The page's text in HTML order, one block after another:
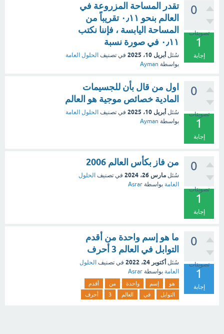
0
تصويتات
1
إجابة
تقدر المساحة المزروعة في
العالم بنحو ٠٫١١ تقريباً من
المساحة اليابسة ، فإننا نكتب
٠٫١١ في صورة نسبة
سُئل أبريل 10، 2025 في تصنيف الحلول العامة
بواسطة Ayman
0
تصويتات
1
إجابة
اول من قال بأن للجسيمات
المادية خصائص موجية هو العالم
سُئل أبريل 10، 2025 في تصنيف الحلول العامة
بواسطة Ayman
0
تصويتات
1
إجابة
من فاز بكأس العالم 2006
سُئل مارس 26، 2024 في تصنيف الحلول
العامة بواسطة Asrar
0
تصويتات
1
إجابة
ما هو إسم واحدة من أقدم
التوابل في العالم 3 أحرف
سُئل أكتوبر 24، 2022 في تصنيف الحلول
العامة بواسطة Asrar
هو إسم واحدة من
أقدم
التوابل
في العالم 3 أحرف